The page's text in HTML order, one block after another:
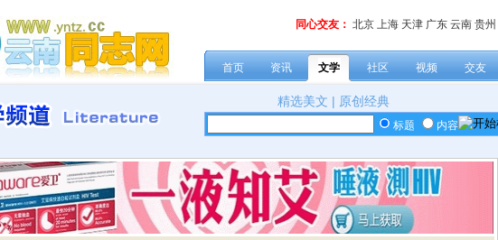
同心交友： 北京 上海 天津 广东 云南 贵州
首页 资讯 文学 社区 视频 交友
精选美文 | 原创经典
标题 内容